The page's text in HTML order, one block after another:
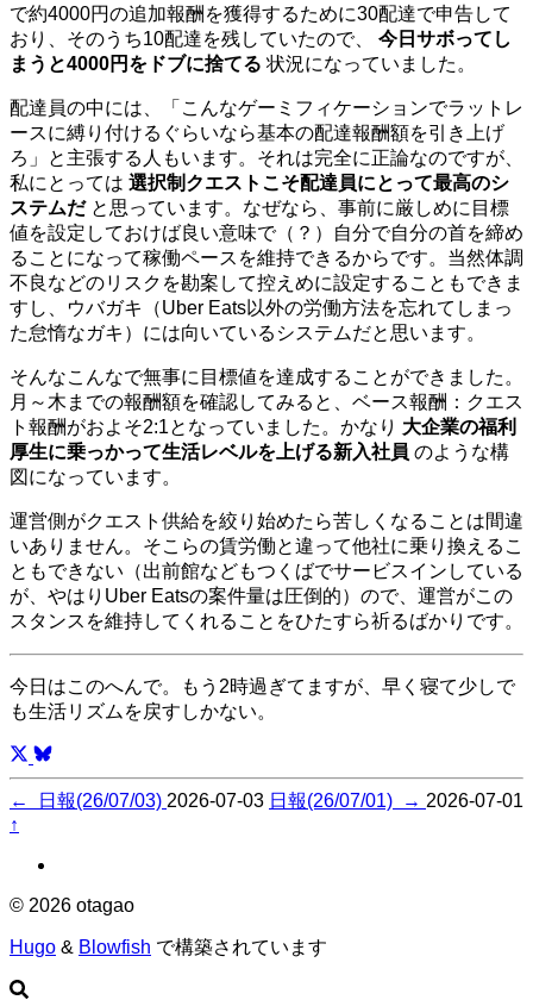
で約4000円の追加報酬を獲得するために30配達で申告して
おり、そのうち10配達を残していたので、 今日サボってし
まうと4000円をドブに捨てる 状況になっていました。
配達員の中には、「こんなゲーミフィケーションでラットレ
ースに縛り付けるぐらいなら基本の配達報酬額を引き上げ
ろ」と主張する人もいます。それは完全に正論なのですが、
私にとっては 選択制クエストこそ配達員にとって最高のシ
ステムだと思っています。なぜなら、事前に厳しめに目標
値を設定しておけば良い意味で（？）自分で自分の首を締め
ることになって稼働ペースを維持できるからです。当然体調
不良などのリスクを勘案して控えめに設定することもできま
すし、ウバガキ（Uber Eats以外の労働方法を忘れてしまっ
た怠惰なガキ）には向いているシステムだと思います。
そんなこんなで無事に目標値を達成することができました。
月～木までの報酬額を確認してみると、ベース報酬：クエス
ト報酬がおよそ2:1となっていました。かなり 大企業の福利
厚生に乗っかって生活レベルを上げる新入社員 のような構
図になっています。
運営側がクエスト供給を絞り始めたら苦しくなることは間違
いありません。そこらの賃労働と違って他社に乗り換えるこ
ともできない（出前館などもつくばでサービスインしている
が、やはりUber Eatsの案件量は圧倒的）ので、運営がこの
スタンスを維持してくれることをひたすら祈るばかりです。
今日はこのへんで。もう2時過ぎてますが、早く寝て少しで
も生活リズムを戻すしかない。
← 日報(26/07/03) 2026-07-03 日報(26/07/01) → 2026-07-01
↑
© 2026 otagao
Hugo & Blowfish で構築されています